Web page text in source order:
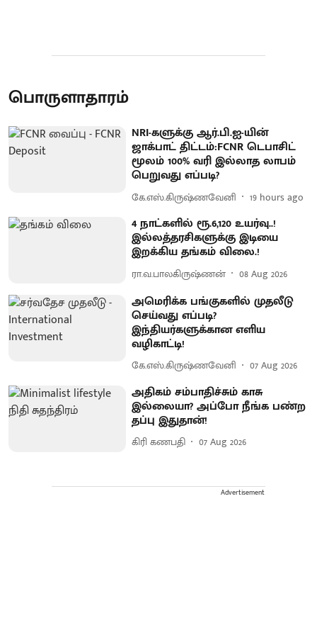
பொருளாதாரம்
NRI-களுக்கு ஆர்.பி.ஐ-யின்
ஜாக்பாட் திட்டம்:FCNR டெபாசிட்
மூலம் 100% வரி இல்லாத லாபம்
பெறுவது எப்படி?
கே.எஸ்.கிருஷ்ணவேனி 19 hours ago
4 நாட்களில் ரூ.6,120 உயர்வு..!
இல்லத்தரசிகளுக்கு இடியை
இறக்கிய தங்கம் விலை.!
ரா.வ.பாலகிருஷ்ணன் 08 Aug 2026
அமெரிக்க பங்குகளில் முதலீடு
செய்வது எப்படி?
இந்தியர்களுக்கான எளிய
வழிகாட்டி!
கே.எஸ்.கிருஷ்ணவேனி 07 Aug 2026
அதிகம் சம்பாதிச்சும் காசு
இல்லையா? அப்போ நீங்க பண்ற
தப்பு இதுதான்!
கிரி கணபதி 07 Aug 2026
Advertisement